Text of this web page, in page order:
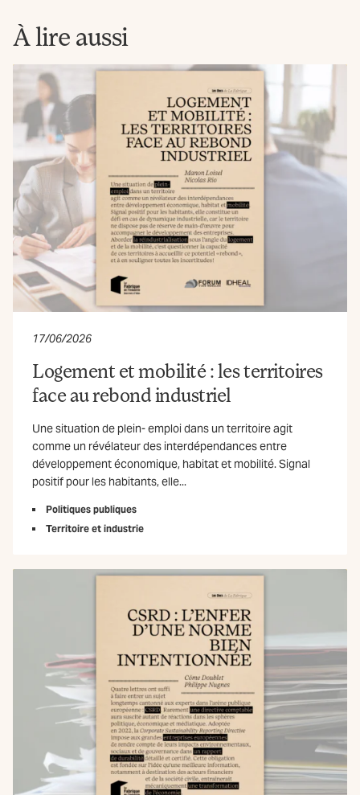
À lire aussi
17/06/2026
Logement et mobilité : les territoires
face au rebond industriel
Une situation de plein- emploi dans un territoire agit
comme un révélateur des interdépendances entre
développement économique, habitat et mobilité. Signal
positif pour les habitants, elle...
Politiques publiques
Territoire et industrie